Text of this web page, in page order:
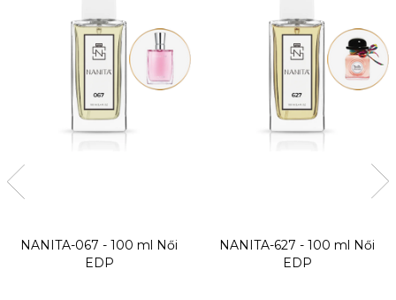
NANITA-067 - 100 ml
Női
EDP
NANITA-627 - 100 ml
Női
EDP